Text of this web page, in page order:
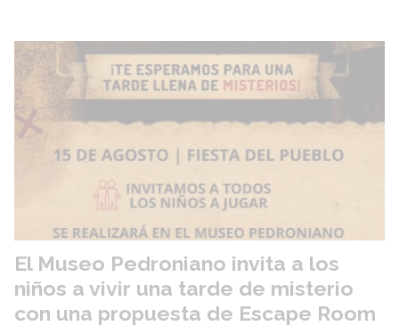
El Museo Pedroniano invita a los
niños a vivir una tarde de misterio
con una propuesta de Escape Room